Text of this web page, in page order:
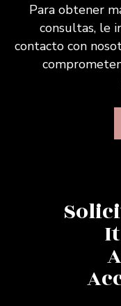
Para obtener
consultas, le
contacto con